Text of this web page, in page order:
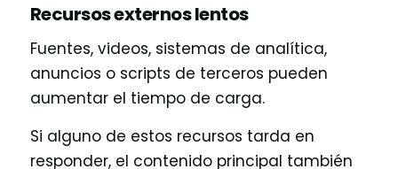
Recursos externos lentos
Fuentes, videos, sistemas de analítica,
anuncios o scripts de terceros pueden
aumentar el tiempo de carga.
Si alguno de estos recursos tarda en
responder, el contenido principal también